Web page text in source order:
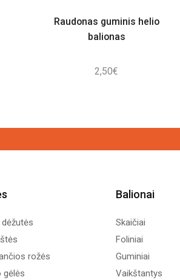
Raudonas guminis helio
balionas
2,50€
dėžutės
rožės
gėlės
Balionai
Skaičiai
Foliniai
Guminiai
Vaikštantys